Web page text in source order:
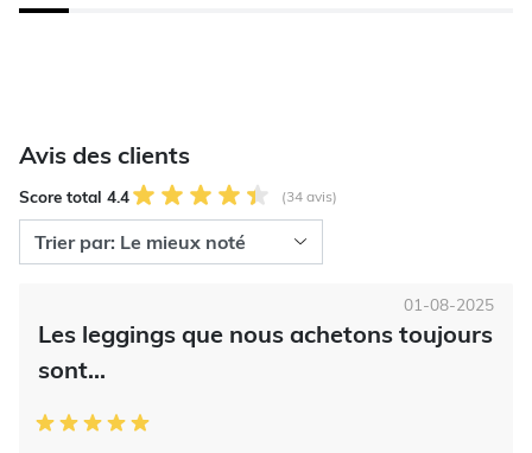
Avis des clients
Score total 4.4 (34 avis)
Les leggings que nous achetons toujours
sont...
01-08-2025